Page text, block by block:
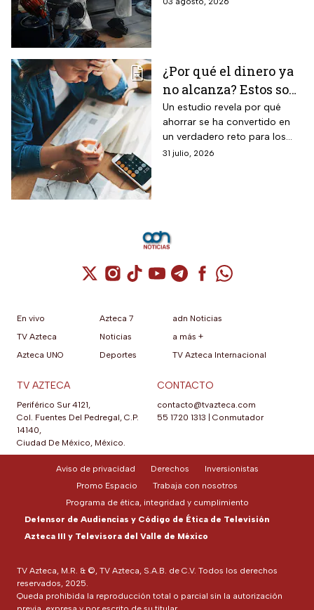
¿Por qué el dinero ya
no alcanza? Estos son
los gastos que más
impactan a los
mexicanos
Un estudio revela por qué
ahorrar se ha convertido en
un verdadero reto para los
mexicanos.
31 julio, 2026
Cuenta de X / Twitter (se abre en una
Cuenta de Instagram (se abre en una
Cuenta de TikTok (se abre en
Cuenta de YouTube (se abre
Cuenta de Telegram (se
Cuenta de
Cuenta de
En vivo
TV Azteca
Azteca UNO
Azteca 7
Noticias
Deportes
adn Noticias
a más +
TV Azteca Internacional
TV AZTECA
Periférico Sur 4121,
Col. Fuentes Del Pedregal, C.P.
14140,
Ciudad De México, México.
CONTACTO
contacto@tvazteca.com
55 1720 1313
Conmutador
TV Azteca, M.R. & ©, TV Azteca, S.A.B. de C.V. Todos los derechos
reservados, 2025.
Queda prohibida la reproducción total o parcial sin la autorización
Aviso de privacidad Derechos
Inversionistas
Promo Espacio
Trabaja con nosotros
Programa de ética, integridad y cumplimiento
Defensor de Audiencias y Código de Ética de Televisión
Azteca III y Televisora del Valle de México